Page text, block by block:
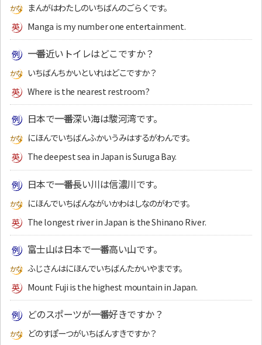
まんがはわたしのいちばんのごらくです。
Manga is my number one entertainment.
一番近いトイレはどこですか？
いちばんちかいといれはどこですか？
Where is the nearest restroom?
日本で一番深い海は駿河湾です。
にほんでいちばんふかいうみはするがわんです。
The deepest sea in Japan is Suruga Bay.
日本で一番長い川は信濃川です。
にほんでいちばんながいかわはしなのがわです。
The longest river in Japan is the Shinano River.
富士山は日本で一番高い山です。
ふじさんはにほんでいちばんたかいやまです。
Mount Fuji is the highest mountain in Japan.
どのスポーツが一番好きですか？
どのすぽーつがいちばんすきですか？